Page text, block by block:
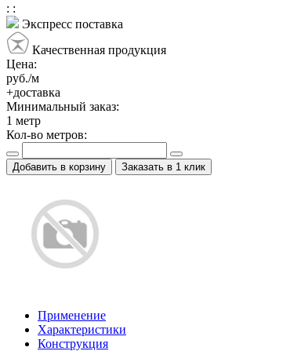
: :
Экспресс поставка
Качественная продукция
Цена:
руб./м
+доставка
Минимальный заказ:
1 метр
Кол-во метров:
Добавить в корзину Заказать в 1 клик
Применение
Характеристики
Конструкция